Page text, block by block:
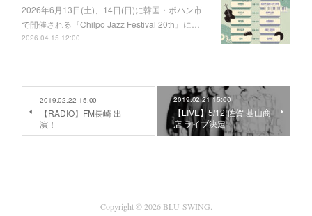
2026年6月13日(土)、14日(日)に韓国・ポハン市
で開催される『Chilpo Jazz Festival 20th』に…
2026.04.15 12:00
2019.02.22 15:00
【RADIO】FM長崎 出
演！
2019.02.21 15:00
【LIVE】5/12 佐賀 基山商
店 ライブ決定
Copyright © 2026 BLU-SWING